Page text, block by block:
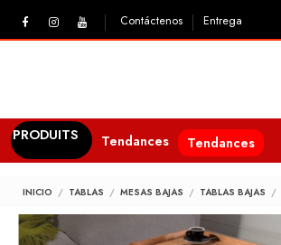
Contáctenos Entrega
PRODUITS Tendances Tendances
INICIO TABLAS MESAS BAJAS TABLAS BAJAS